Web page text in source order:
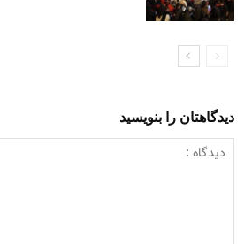
دیدگاهتان را بنویسید